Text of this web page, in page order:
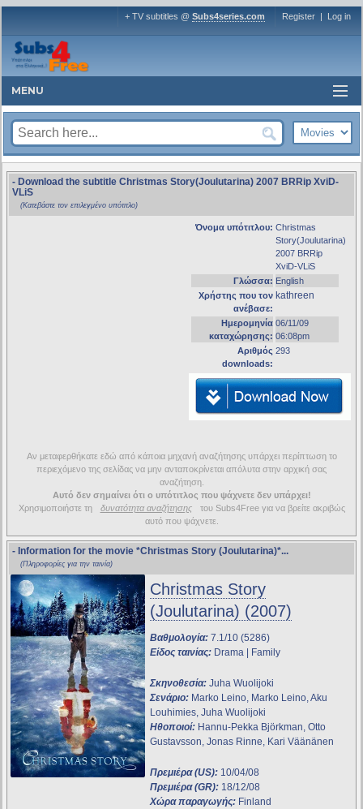
+ TV subtitles @ Subs4series.com Register | Log in
MENU
- Download the subtitle Christmas Story(Joulutarina) 2007 BRRip XviD-
VLiS
(Κατεβάστε τον επιλεγμένο υπότιτλο)
Όνομα υπότιτλου: Christmas
Story(Joulutarina)
2007 BRRip
XviD-VLiS
Γλώσσα: English
Χρήστης που τον
ανέβασε:
kathreen
Ημερομηνία
καταχώρησης:
06/11/09
06:08pm
Αριθμός
downloads:
293
Αν μεταφερθήκατε εδώ από κάποια μηχανή αναζήτησης υπάρχει περίπτωση το
περιεχόμενο της σελίδας να μην ανταποκρίνεται απόλυτα στην αρχική σας
αναζήτηση.
Αυτό δεν σημαίνει ότι ο υπότιτλος που ψάχνετε δεν υπάρχει!
Χρησιμοποιήστε τη
δυνατότητα αναζήτησης
του Subs4Free για να βρείτε ακριβώς
αυτό που ψάχνετε.
- Information for the movie *Christmas Story (Joulutarina)*...
(Πληροφορίες για την ταινία)
Christmas Story
(Joulutarina) (2007)
Βαθμολογία: 7.1/10 (5286)
Είδος ταινίας: Drama | Family
Σκηνοθεσία: Juha Wuolijoki
Σενάριο: Marko Leino, Marko Leino, Aku
Louhimies, Juha Wuolijoki
Ηθοποιοί: Hannu-Pekka Björkman, Otto
Gustavsson, Jonas Rinne, Kari Väänänen
Πρεμιέρα (US): 10/04/08
Πρεμιέρα (GR): 18/12/08
Χώρα παραγωγής: Finland